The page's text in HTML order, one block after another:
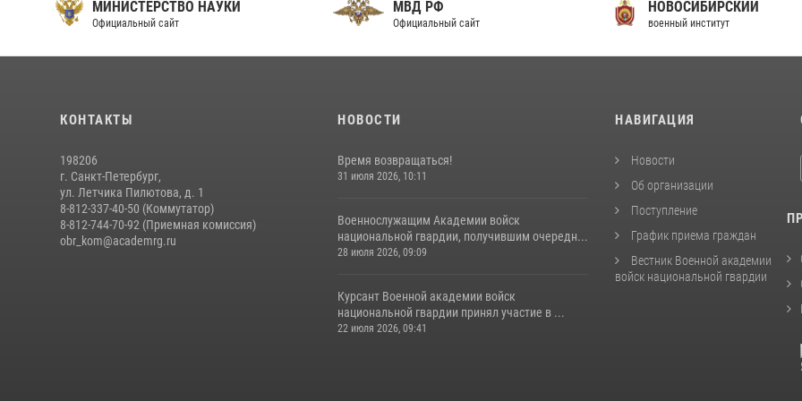
МИНИСТЕРСТВО НАУКИ
Официальный сайт
МВД РФ
Официальный сайт
НОВОСИБИРСКИЙ
военный институт
КОНТАКТЫ
198206
г. Санкт-Петербург,
ул. Летчика Пилютова, д. 1
8-812-337-40-50 (Коммутатор)
8-812-744-70-92 (Приемная комиссия)
obr_kom@academrg.ru
НОВОСТИ
Время возвращаться!
31 июля 2026, 10:11
Военнослужащим Академии войск
национальной гвардии, получившим очередн...
28 июля 2026, 09:09
Курсант Военной академии войск
национальной гвардии принял участие в ...
22 июля 2026, 09:41
НАВИГАЦИЯ
Новости
Об организации
Поступление
График приема граждан
Вестник Военной академии
войск национальной гвардии